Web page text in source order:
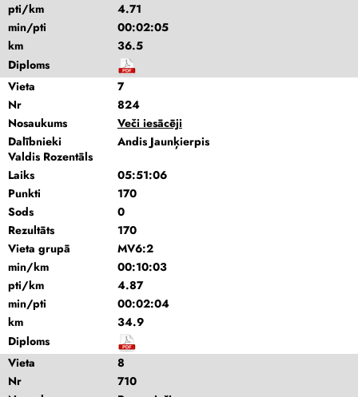
pti/km
4.71
min/pti
00:02:05
km
36.5
Diploms
Vieta
7
Nr
824
Nosaukums
Veči iesācēji
Dalībnieki
Andis Jaunķierpis
Valdis Rozentāls
Laiks
05:51:06
Punkti
170
Sods
0
Rezultāts
170
Vieta grupā
MV6:2
min/km
00:10:03
pti/km
4.87
min/pti
00:02:04
km
34.9
Diploms
Vieta
8
Nr
710